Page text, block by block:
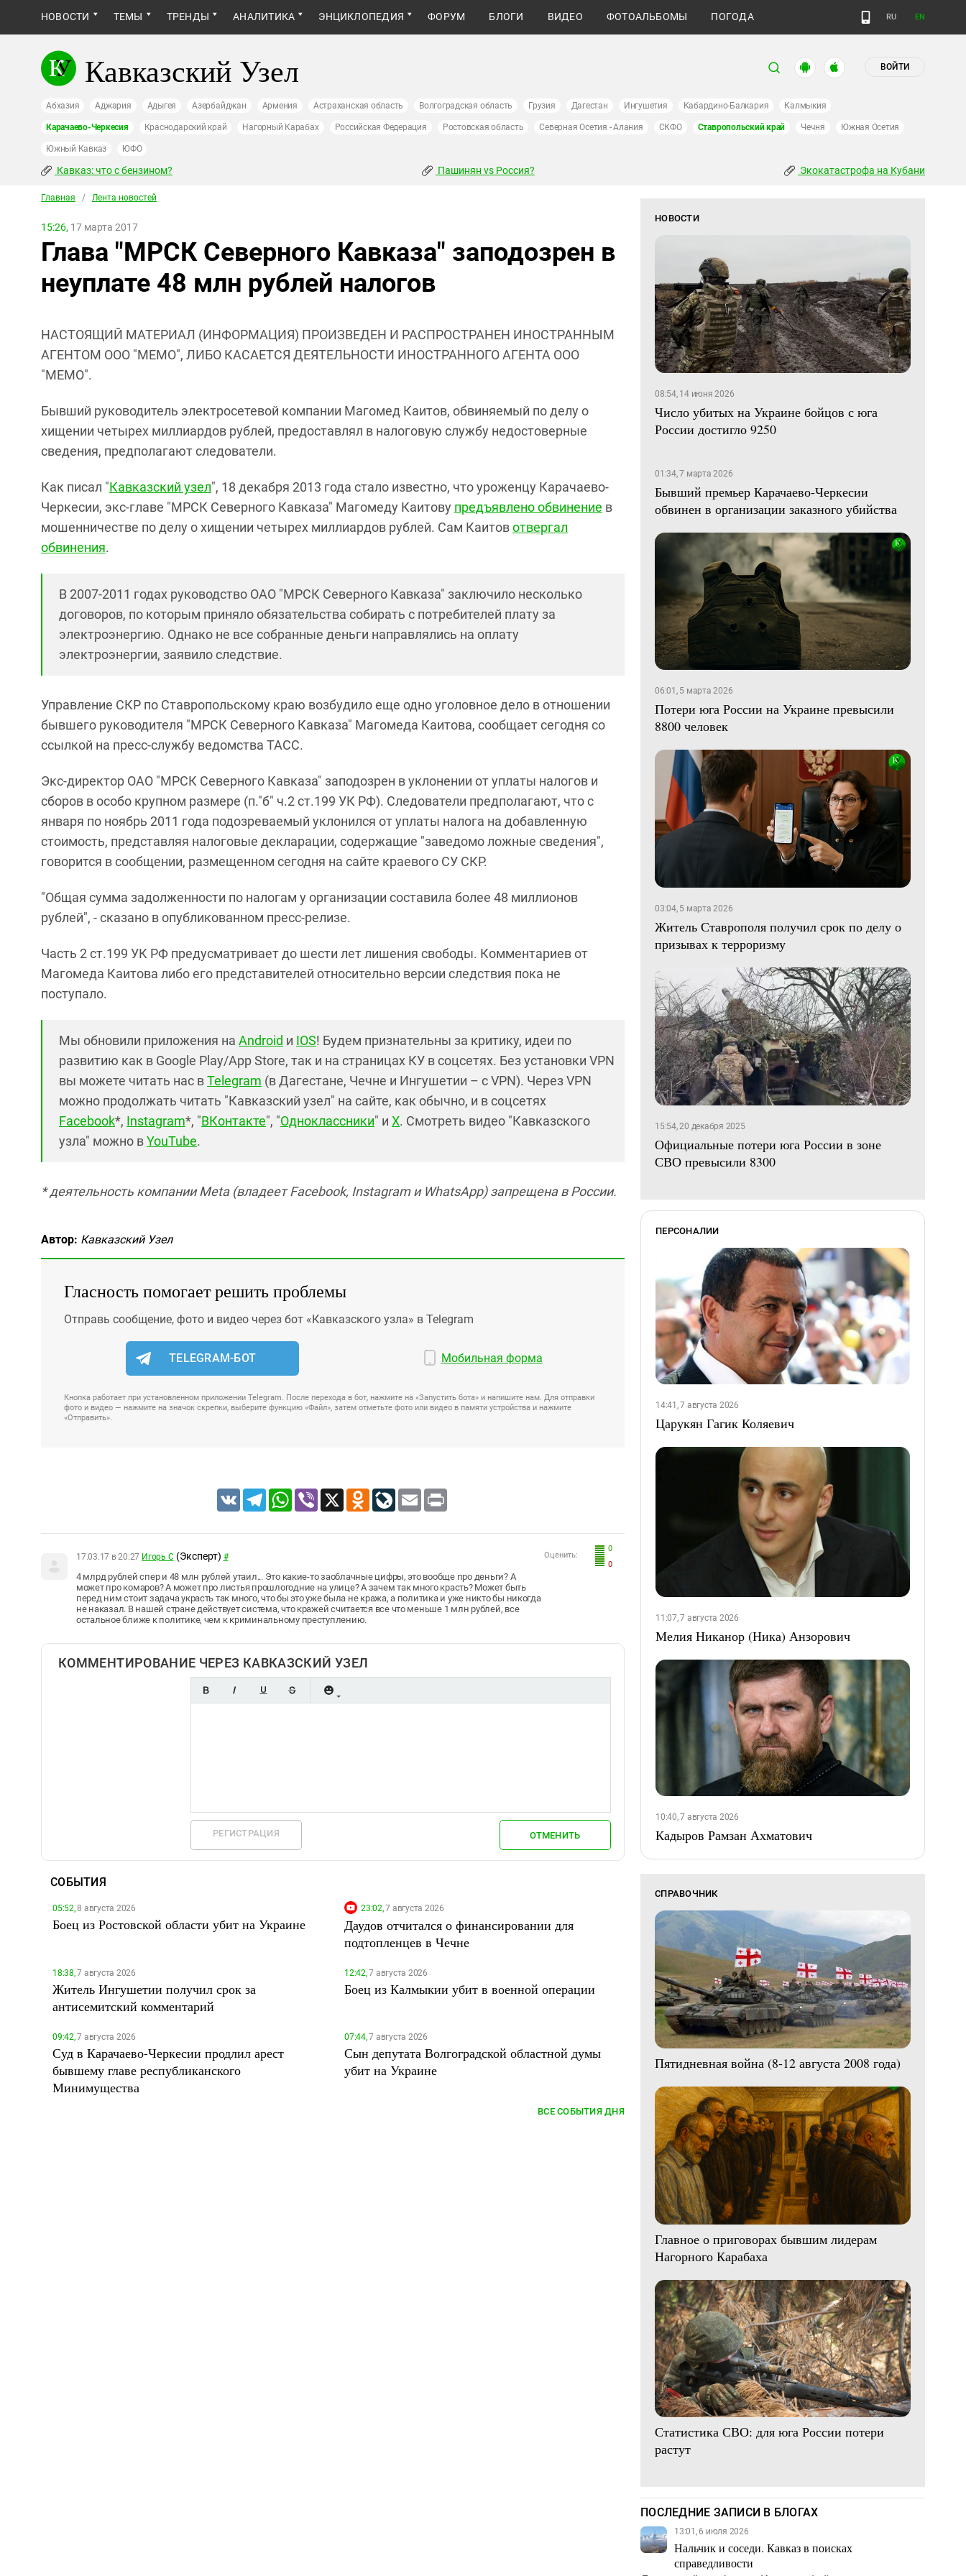
НОВОСТИ ТЕМЫ ТРЕНДЫ АНАЛИТИКА ЭНЦИКЛОПЕДИЯ ФОРУМ БЛОГИ ВИДЕО ФОТОАЛЬБОМЫ ПОГОДА RU EN
Кавказский Узел ВОЙТИ
Абхазия Аджария Адыгея Азербайджан Армения Астраханская область Волгоградская область Грузия Дагестан Ингушетия Кабардино-Балкария Калмыкия
Карачаево-Черкесия Краснодарский край Нагорный Карабах Российская Федерация Ростовская область Северная Осетия - Алания СКФО Ставропольский край Чечня Южная Осетия
Южный Кавказ ЮФО
Кавказ: что с бензином? Пашинян vs Россия? Экокатастрофа на Кубани
Главная / Лента новостей
15:26, 17 марта 2017
Глава "МРСК Северного Кавказа" заподозрен в
неуплате 48 млн рублей налогов
НАСТОЯЩИЙ МАТЕРИАЛ (ИНФОРМАЦИЯ) ПРОИЗВЕДЕН И РАСПРОСТРАНЕН ИНОСТРАННЫМ
АГЕНТОМ ООО "МЕМО", ЛИБО КАСАЕТСЯ ДЕЯТЕЛЬНОСТИ ИНОСТРАННОГО АГЕНТА ООО
"МЕМО".
Бывший руководитель электросетевой компании Магомед Каитов, обвиняемый по делу о
хищении четырех миллиардов рублей, предоставлял в налоговую службу недостоверные
сведения, предполагают следователи.
Как писал "Кавказский узел", 18 декабря 2013 года стало известно, что уроженцу Карачаево-
Черкесии, экс-главе "МРСК Северного Кавказа" Магомеду Каитову предъявлено обвинение в
мошенничестве по делу о хищении четырех миллиардов рублей. Сам Каитовотвергал
обвинения.
В 2007-2011 годах руководство ОАО "МРСК Северного Кавказа" заключило несколько
договоров, по которым приняло обязательства собирать с потребителей плату за
электроэнергию. Однако не все собранные деньги направлялись на оплату
электроэнергии, заявило следствие.
Управление СКР по Ставропольскому краю возбудило еще одно уголовное дело в отношении
бывшего руководителя "МРСК Северного Кавказа" Магомеда Каитова, сообщает сегодня со
ссылкой на пресс-службу ведомства ТАСС.
Экс-директор ОАО "МРСК Северного Кавказа" заподозрен в уклонении от уплаты налогов и
сборов в особо крупном размере (п."б" ч.2 ст.199 УК РФ). Следователи предполагают, что с
января по ноябрь 2011 года подозреваемый уклонился от уплаты налога на добавленную
стоимость, представляя налоговые декларации, содержащие "заведомо ложные сведения",
говорится в сообщении, размещенном сегодня на сайте краевого СУ СКР.
"Общая сумма задолженности по налогам у организации составила более 48 миллионов
рублей", - сказано в опубликованном пресс-релизе.
Часть 2 ст.199 УК РФ предусматривает до шести лет лишения свободы. Комментариев от
Магомеда Каитова либо его представителей относительно версии следствия пока не
поступало.
Мы обновили приложения на Android и IOS! Будем признательны за критику, идеи по
развитию как в Google Play/App Store, так и на страницах КУ в соцсетях. Без установки VPN
вы можете читать нас вTelegram (в Дагестане, Чечне и Ингушетии – с VPN). Через VPN
можно продолжать читать "Кавказский узел" на сайте, как обычно, и в соцсетях
Facebook*, Instagram*, "ВКонтакте", "Одноклассники" и X. Смотреть видео "Кавказского
узла" можно вYouTube.
* деятельность компании Meta (владеет Facebook, Instagram и WhatsApp) запрещена в России.
Автор: Кавказский Узел
Гласность помогает решить проблемы
Отправь сообщение, фото и видео через бот «Кавказского узла» в Telegram
TELEGRAM-БОТ Мобильная форма
Кнопка работает при установленном приложении Telegram. После перехода в бот, нажмите на «Запустить бота» и напишите нам. Для отправки
фото и видео — нажмите на значок скрепки, выберите функцию «Файл», затем отметьте фото или видео в памяти устройства и нажмите
«Отправить».
VK TelegramWhatsApp
Viber X Odnoklassniki
LiveJournal
Email
0
0
Оценить:
17.03.17 в 20:27 Игорь С (Эксперт) #
4 млрд рублей спер и 48 млн рублей утаил... Это какие-то заоблачные цифры, это вообще про деньги? А
может про комаров? А может про листья прошлогодние на улице? А зачем так много красть? Может быть
перед ним стоит задача украсть так много, что бы это уже была не кража, а политика и уже никто бы никогда
не наказал. В нашей стране действует система, что кражей считается все что меньше 1 млн рублей, все
остальное ближе к политике, чем к криминальному преступлению.
КОММЕНТИРОВАНИЕ ЧЕРЕЗ КАВКАЗСКИЙ УЗЕЛ
РЕГИСТРАЦИЯ ОТМЕНИТЬ
СОБЫТИЯ
05:52,8 августа 2026
Боец из Ростовской области убит на Украине
23:02,7 августа 2026
Даудов отчитался о финансировании для
подтопленцев в Чечне
18:38,7 августа 2026
Житель Ингушетии получил срок за
антисемитский комментарий
12:42,7 августа 2026
Боец из Калмыкии убит в военной операции
09:42,7 августа 2026
Суд в Карачаево-Черкесии продлил арест
бывшему главе республиканского
Минимущества
07:44,7 августа 2026
Сын депутата Волгоградской областной думы
убит на Украине
ВСЕ СОБЫТИЯ ДНЯ
НОВОСТИ
08:54, 14 июня 2026
Число убитых на Украине бойцов с юга
России достигло 9250
01:34, 7 марта 2026
Бывший премьер Карачаево-Черкесии
обвинен в организации заказного убийства
06:01, 5 марта 2026
Потери юга России на Украине превысили
8800 человек
03:04, 5 марта 2026
Житель Ставрополя получил срок по делу о
призывах к терроризму
15:54, 20 декабря 2025
Официальные потери юга России в зоне
СВО превысили 8300
ПЕРСОНАЛИИ
14:41, 7 августа 2026
Царукян Гагик Коляевич
11:07, 7 августа 2026
Мелия Никанор (Ника) Анзорович
10:40, 7 августа 2026
Кадыров Рамзан Ахматович
СПРАВОЧНИК
Пятидневная война (8-12 августа 2008 года)
Главное о приговорах бывшим лидерам
Нагорного Карабаха
Статистика СВО: для юга России потери
растут
ПОСЛЕДНИЕ ЗАПИСИ В БЛОГАХ
13:01, 6 июля 2026
Нальчик и соседи. Кавказ в поисках
справедливости